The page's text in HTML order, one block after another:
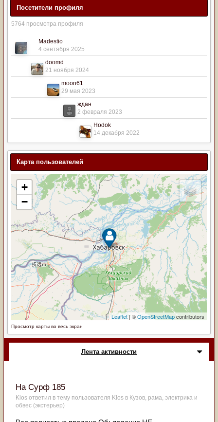
Посетители профиля
5764 просмотра профиля
Madestio
4 сентября 2025
doomd
21 ноября 2024
moon61
29 мая 2023
ждан
2 февраля 2023
Hodok
14 декабря 2022
Карта пользователей
Просмотр карты во весь экран
Лента активности
На Сурф 185
Klos ответил в тему пользователя Klos в Кузов, рама, электрика и
обвес (экстерьер)